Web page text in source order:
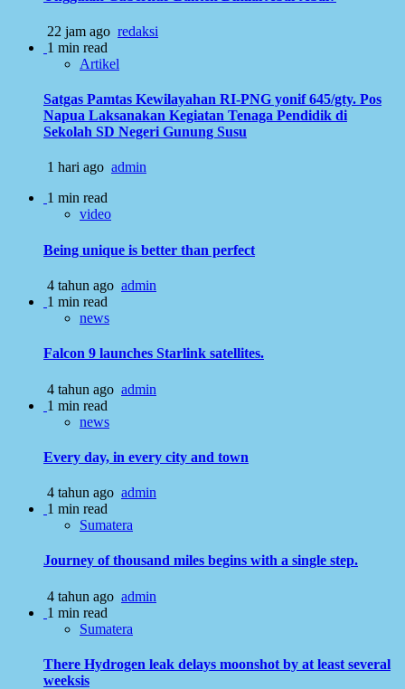
22 jam ago redaksi
1 min read
Artikel
Satgas Pamtas Kewilayahan RI-PNG yonif 645/gty. Pos
Napua Laksanakan Kegiatan Tenaga Pendidik di
Sekolah SD Negeri Gunung Susu
1 hari ago admin
1 min read
video
Being unique is better than perfect
4 tahun ago admin
1 min read
news
Falcon 9 launches Starlink satellites.
4 tahun ago admin
1 min read
news
Every day, in every city and town
4 tahun ago admin
1 min read
Sumatera
Journey of thousand miles begins with a single step.
4 tahun ago admin
1 min read
Sumatera
There Hydrogen leak delays moonshot by at least several
weeksis